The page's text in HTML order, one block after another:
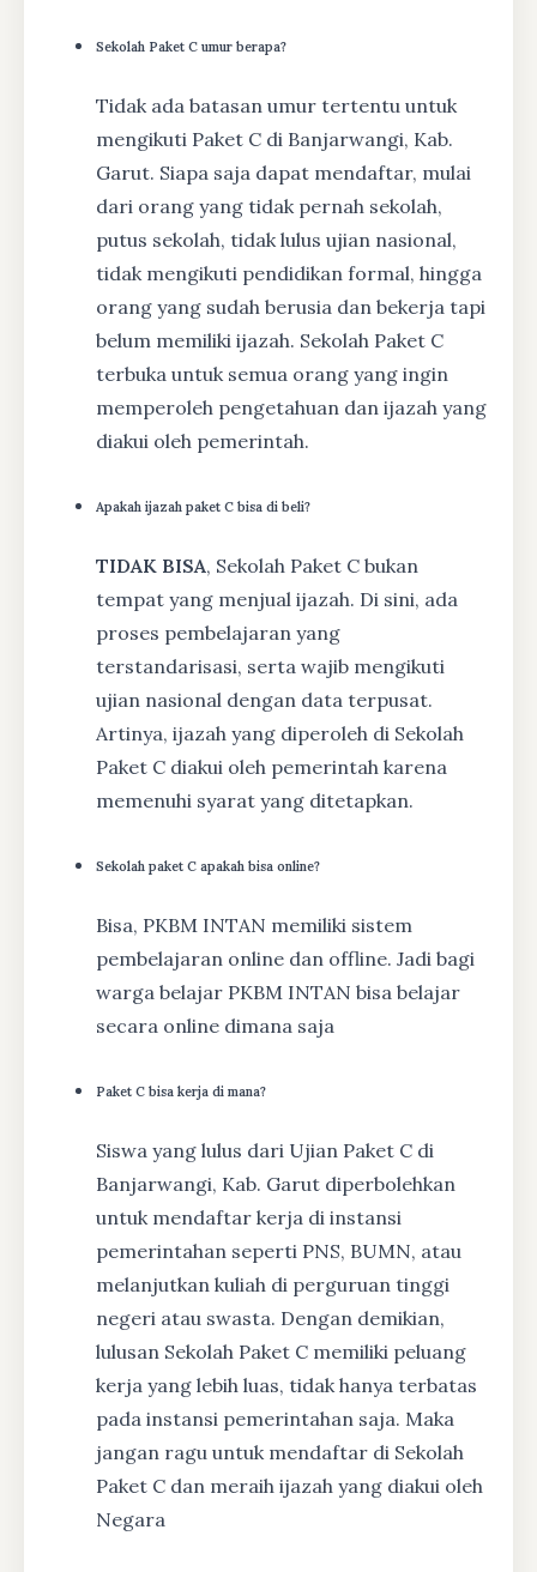
Sekolah Paket C umur berapa?
Tidak ada batasan umur tertentu untuk
mengikuti Paket C di Banjarwangi, Kab.
Garut. Siapa saja dapat mendaftar, mulai
dari orang yang tidak pernah sekolah,
putus sekolah, tidak lulus ujian nasional,
tidak mengikuti pendidikan formal, hingga
orang yang sudah berusia dan bekerja tapi
belum memiliki ijazah. Sekolah Paket C
terbuka untuk semua orang yang ingin
memperoleh pengetahuan dan ijazah yang
diakui oleh pemerintah.
Apakah ijazah paket C bisa di beli?
TIDAK BISA, Sekolah Paket C bukan
tempat yang menjual ijazah. Di sini, ada
proses pembelajaran yang
terstandarisasi, serta wajib mengikuti
ujian nasional dengan data terpusat.
Artinya, ijazah yang diperoleh di Sekolah
Paket C diakui oleh pemerintah karena
memenuhi syarat yang ditetapkan.
Sekolah paket C apakah bisa online?
Bisa, PKBM INTAN memiliki sistem
pembelajaran online dan offline. Jadi bagi
warga belajar PKBM INTAN bisa belajar
secara online dimana saja
Paket C bisa kerja di mana?
Siswa yang lulus dari Ujian Paket C di
Banjarwangi, Kab. Garut diperbolehkan
untuk mendaftar kerja di instansi
pemerintahan seperti PNS, BUMN, atau
melanjutkan kuliah di perguruan tinggi
negeri atau swasta. Dengan demikian,
lulusan Sekolah Paket C memiliki peluang
kerja yang lebih luas, tidak hanya terbatas
pada instansi pemerintahan saja. Maka
jangan ragu untuk mendaftar di Sekolah
Paket C dan meraih ijazah yang diakui oleh
Negara